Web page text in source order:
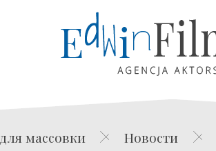
для массовки Новости